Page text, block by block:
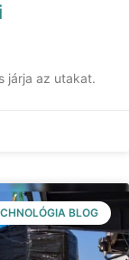
járja az utakat.
BLOG